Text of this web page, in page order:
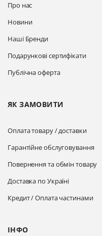
Про нас
Новини
Наші Бренди
Подарункові сертифікати
Публічна оферта
ЯК ЗАМОВИТИ
Оплата товару / доставки
Гарантійне обслуговування
Повернення та обмін товару
Доставка по Україні
Кредит / Оплата частинами
ІНФО